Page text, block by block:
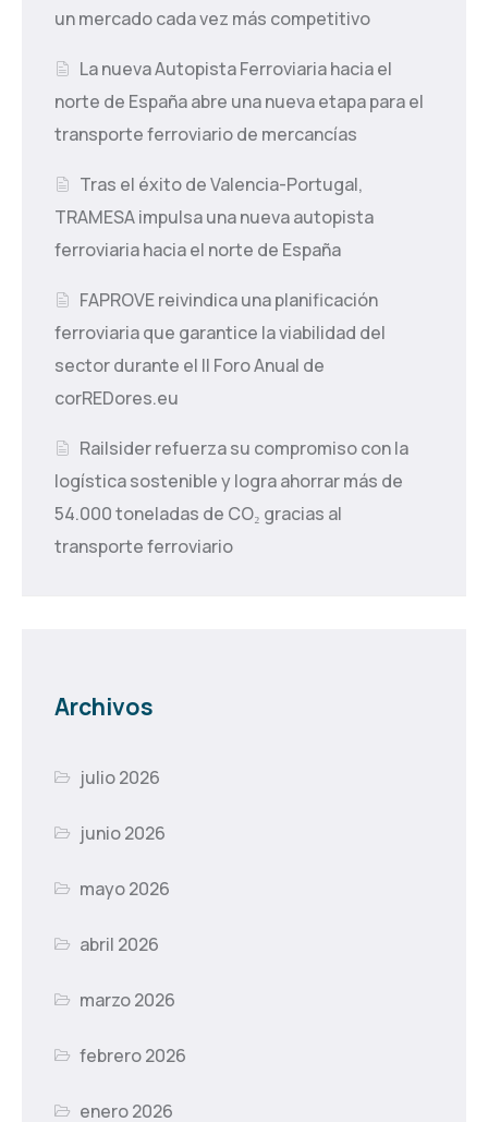
un mercado cada vez más competitivo
La nueva Autopista Ferroviaria hacia el
norte de España abre una nueva etapa para el
transporte ferroviario de mercancías
Tras el éxito de Valencia-Portugal,
TRAMESA impulsa una nueva autopista
ferroviaria hacia el norte de España
FAPROVE reivindica una planificación
ferroviaria que garantice la viabilidad del
sector durante el II Foro Anual de
corREDores.eu
Railsider refuerza su compromiso con la
logística sostenible y logra ahorrar más de
54.000 toneladas de CO₂ gracias al
transporte ferroviario
Archivos
julio 2026
junio 2026
mayo 2026
abril 2026
marzo 2026
febrero 2026
enero 2026